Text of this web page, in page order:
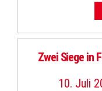
Zwei Siege in
10. Juli